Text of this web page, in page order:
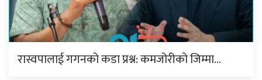
रास्वपालाई गगनको कडा प्रश्न: कमजोरीको जिम्मा…